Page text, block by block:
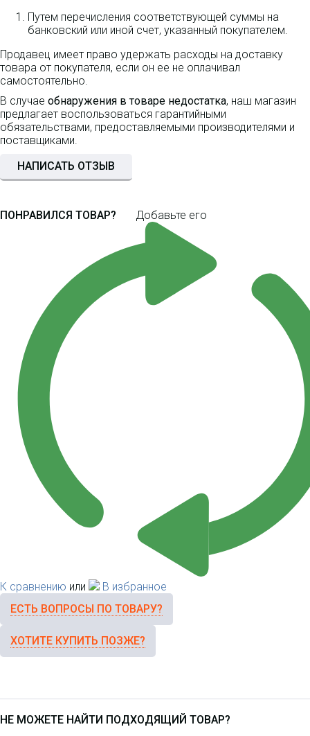
Путем перечисления соответствующей суммы на
банковский или иной счет, указанный покупателем.
Продавец имеет право удержать расходы на доставку
товара от покупателя, если он ее не оплачивал
самостоятельно.
В случае обнаружения в товаре недостатка, наш магазин
предлагает воспользоваться гарантийными
обязательствами, предоставляемыми производителями и
поставщиками.
НАПИСАТЬ ОТЗЫВ
ПОНРАВИЛСЯ ТОВАР? Добавьте его
К сравнению или
В избранное
ЕСТЬ ВОПРОСЫ ПО ТОВАРУ?
ХОТИТЕ КУПИТЬ ПОЗЖЕ?
НЕ МОЖЕТЕ НАЙТИ ПОДХОДЯЩИЙ ТОВАР?